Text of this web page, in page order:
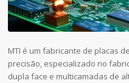
MTI é um fabricante de placas
precisão, especializado no
dupla face e multicamadas de